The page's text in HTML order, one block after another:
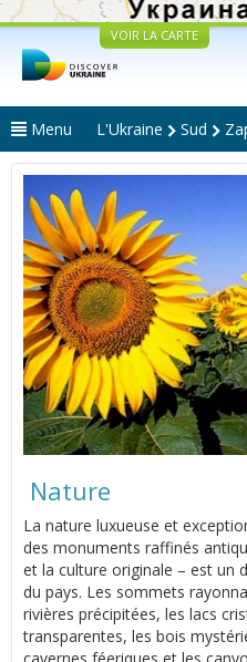
VOIR LA CARTE
Menu L'Ukraine Sud
Nature
La nature luxueuse et
des monuments raffinés
et la culture originale – est un
du pays. Les sommets
rivières précipitées, les lacs
transparentes, les bois
cavernes féeriques et les